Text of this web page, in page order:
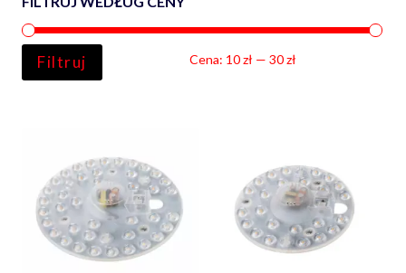
Filtruj Cena: 10 zł —30 zł